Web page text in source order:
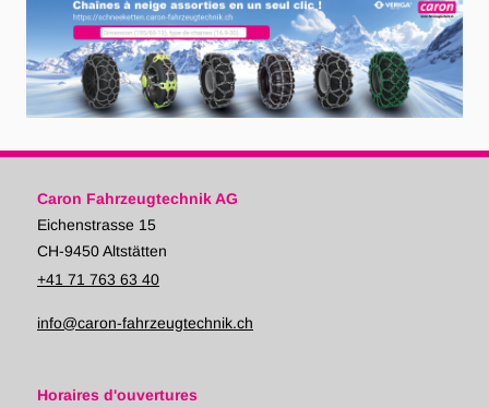
Caron Fahrzeugtechnik AG
Eichenstrasse 15
CH-9450 Altstätten
+41 71 763 63 40
info@caron-fahrzeugtechnik.ch
Horaires d'ouvertures